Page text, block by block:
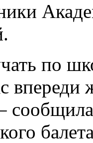
по